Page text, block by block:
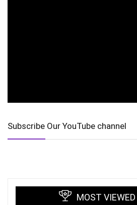
Subscribe Our YouTube channel
MOST